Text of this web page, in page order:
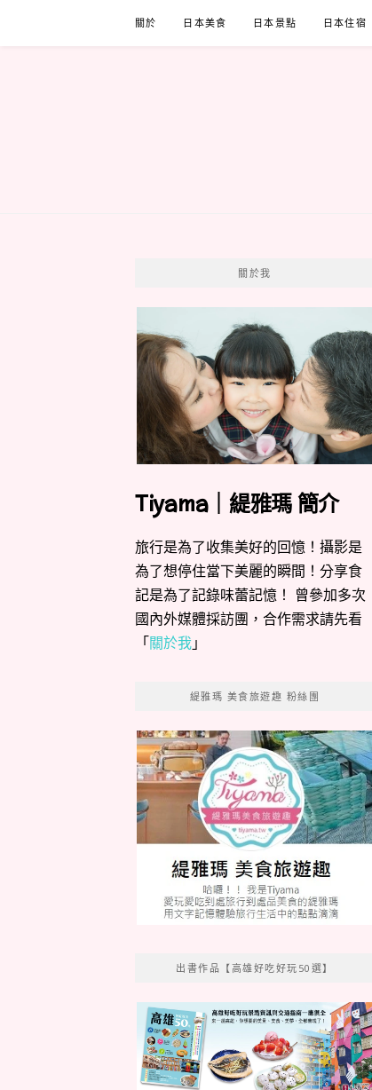
關於 日本美食 日本景點 日本住宿
關於我
Tiyama｜緹雅瑪 簡介
旅行是為了收集美好的回憶！攝影是
為了想停住當下美麗的瞬間！分享食
記是為了記錄味蕾記憶！ 曾參加多次
國內外媒體採訪團，合作需求請先看
「關於我」
緹雅瑪 美食旅遊趣 粉絲團
出書作品【高雄好吃好玩50選】